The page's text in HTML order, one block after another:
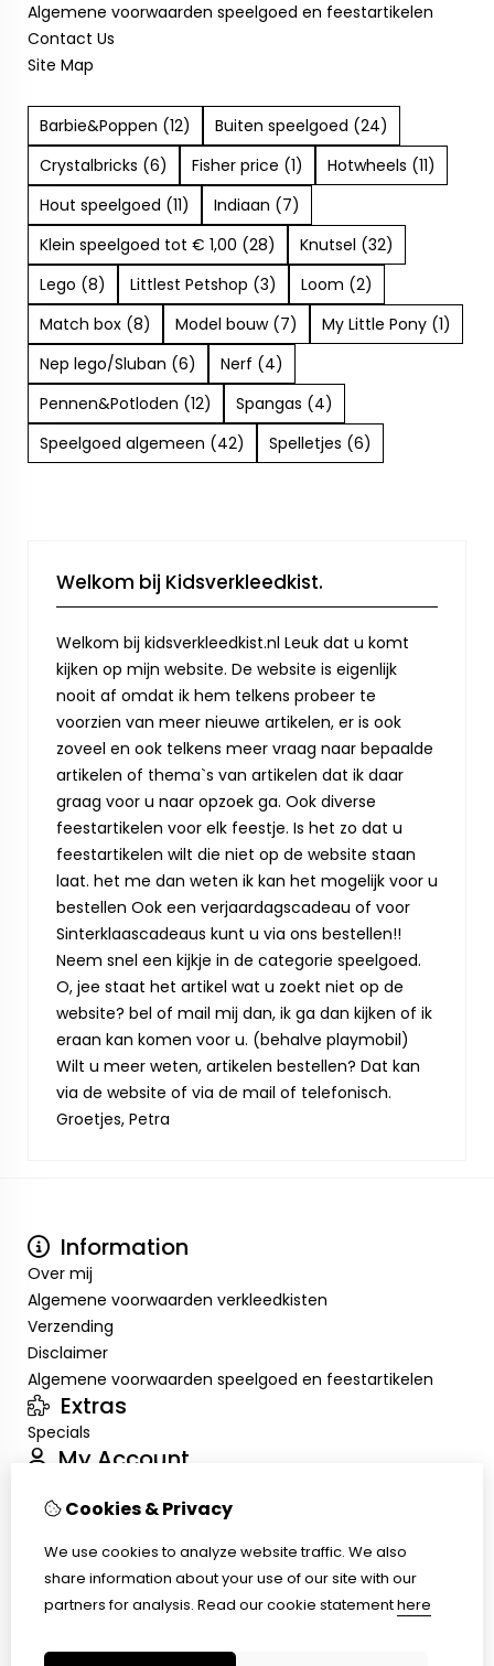
Algemene voorwaarden speelgoed en feestartikelen
Contact Us
Site Map
Barbie&Poppen (12)
Buiten speelgoed (24)
Crystalbricks (6)
Fisher price (1)
Hotwheels (11)
Hout speelgoed (11)
Indiaan (7)
Klein speelgoed tot € 1,00 (28)
Knutsel (32)
Lego (8)
Littlest Petshop (3)
Loom (2)
Match box (8)
Model bouw (7)
My Little Pony (1)
Nep lego/Sluban (6)
Nerf (4)
Pennen&Potloden (12)
Spangas (4)
Speelgoed algemeen (42)
Spelletjes (6)
Welkom bij Kidsverkleedkist.
Welkom bij kidsverkleedkist.nl Leuk dat u komt
kijken op mijn website. De website is eigenlijk
nooit af omdat ik hem telkens probeer te
voorzien van meer nieuwe artikelen, er is ook
zoveel en ook telkens meer vraag naar bepaalde
artikelen of thema`s van artikelen dat ik daar
graag voor u naar opzoek ga. Ook diverse
feestartikelen voor elk feestje. Is het zo dat u
feestartikelen wilt die niet op de website staan
laat. het me dan weten ik kan het mogelijk voor u
bestellen Ook een verjaardagscadeau of voor
Sinterklaascadeaus kunt u via ons bestellen!!
Neem snel een kijkje in de categorie speelgoed.
O, jee staat het artikel wat u zoekt niet op de
website? bel of mail mij dan, ik ga dan kijken of ik
eraan kan komen voor u. (behalve playmobil)
Wilt u meer weten, artikelen bestellen? Dat kan
via de website of via de mail of telefonisch.
Groetjes, Petra
Information
Over mij
Algemene voorwaarden verkleedkisten
Verzending
Disclaimer
Algemene voorwaarden speelgoed en feestartikelen
Extras
Specials
My Account
Order History
Customer Service
Returns
Cookies & Privacy
We use cookies to analyze website traffic. We also
share information about your use of our site with our
partners for analysis. Read our cookie statementhere